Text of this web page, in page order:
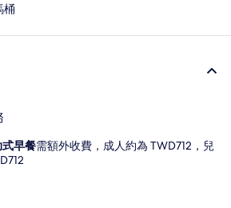
桶
早餐需額外收費，成人約為 TWD712，兒